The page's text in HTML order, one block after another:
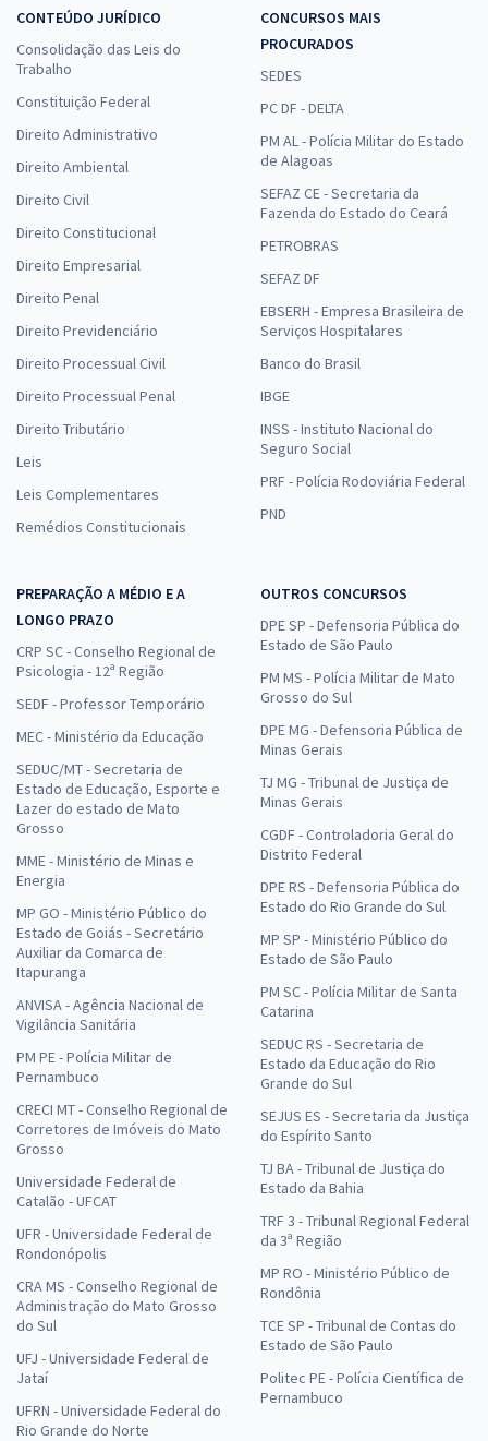
CONTEÚDO JURÍDICO
Consolidação das Leis do
Trabalho
Constituição Federal
Direito Administrativo
Direito Ambiental
Direito Civil
Direito Constitucional
Direito Empresarial
Direito Penal
Direito Previdenciário
Direito Processual Civil
Direito Processual Penal
Direito Tributário
Leis
Leis Complementares
Remédios Constitucionais
CONCURSOS MAIS
PROCURADOS
SEDES
PC DF - DELTA
PM AL - Polícia Militar do Estado
de Alagoas
SEFAZ CE - Secretaria da
Fazenda do Estado do Ceará
PETROBRAS
SEFAZ DF
EBSERH - Empresa Brasileira de
Serviços Hospitalares
Banco do Brasil
IBGE
INSS - Instituto Nacional do
Seguro Social
PRF - Polícia Rodoviária Federal
PND
PREPARAÇÃO A MÉDIO E A
LONGO PRAZO
CRP SC - Conselho Regional de
Psicologia - 12ª Região
SEDF - Professor Temporário
MEC - Ministério da Educação
SEDUC/MT - Secretaria de
Estado de Educação, Esporte e
Lazer do estado de Mato
Grosso
MME - Ministério de Minas e
Energia
MP GO - Ministério Público do
Estado de Goiás - Secretário
Auxiliar da Comarca de
Itapuranga
ANVISA - Agência Nacional de
Vigilância Sanitária
PM PE - Polícia Militar de
Pernambuco
CRECI MT - Conselho Regional de
Corretores de Imóveis do Mato
Grosso
Universidade Federal de
Catalão - UFCAT
UFR - Universidade Federal de
Rondonópolis
CRA MS - Conselho Regional de
Administração do Mato Grosso
do Sul
UFJ - Universidade Federal de
Jataí
UFRN - Universidade Federal do
Rio Grande do Norte
OUTROS CONCURSOS
DPE SP - Defensoria Pública do
Estado de São Paulo
PM MS - Polícia Militar de Mato
Grosso do Sul
DPE MG - Defensoria Pública de
Minas Gerais
TJ MG - Tribunal de Justiça de
Minas Gerais
CGDF - Controladoria Geral do
Distrito Federal
DPE RS - Defensoria Pública do
Estado do Rio Grande do Sul
MP SP - Ministério Público do
Estado de São Paulo
PM SC - Polícia Militar de Santa
Catarina
SEDUC RS - Secretaria de
Estado da Educação do Rio
Grande do Sul
SEJUS ES - Secretaria da Justiça
do Espírito Santo
TJ BA - Tribunal de Justiça do
Estado da Bahia
TRF 3 - Tribunal Regional Federal
da 3ª Região
MP RO - Ministério Público de
Rondônia
TCE SP - Tribunal de Contas do
Estado de São Paulo
Politec PE - Polícia Científica de
Pernambuco